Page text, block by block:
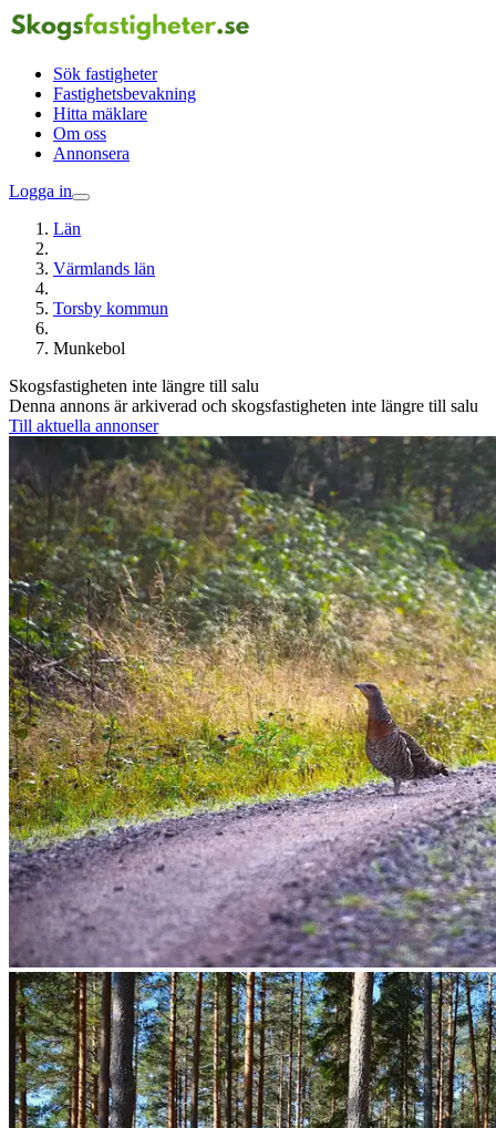
Sök fastigheter
Fastighetsbevakning
Hitta mäklare
Om oss
Annonsera
Logga in
Län
Värmlands län
Torsby kommun
Munkebol
Skogsfastigheten inte längre till salu
Denna annons är arkiverad och skogsfastigheten inte längre till salu
Till aktuella annonser